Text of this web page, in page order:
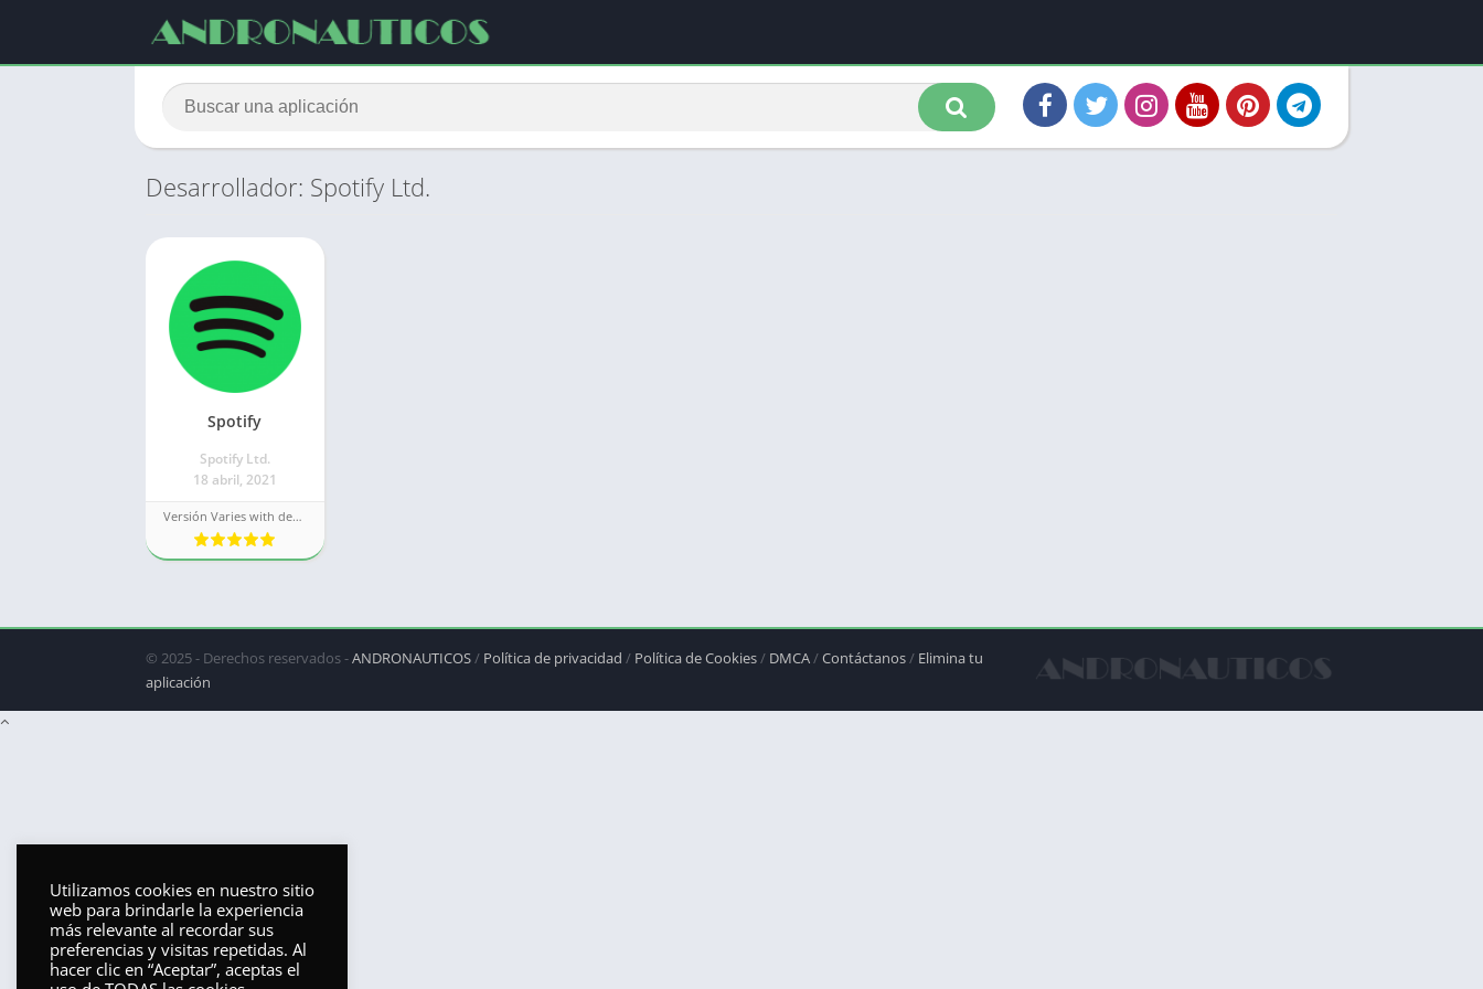
Desarrollador: Spotify Ltd.
Spotify
Spotify Ltd.
18 abril, 2021
Versión Varies with device
© 2025 - Derechos reservados -ANDRONAUTICOS / Política de privacidad / Política de Cookies / DMCA /Contáctanos / Elimina tu
aplicación
Utilizamos cookies en nuestro sitio
web para brindarle la experiencia
más relevante al recordar sus
preferencias y visitas repetidas. Al
hacer clic en “Aceptar”, aceptas el